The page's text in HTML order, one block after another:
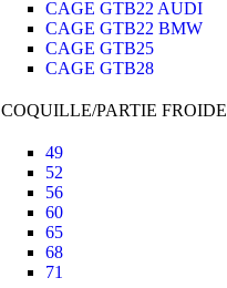
CAGE GTB22 AUDI
CAGE GTB22 BMW
CAGE GTB25
CAGE GTB28
COQUILLE/PARTIE FROIDE
49
52
56
60
65
68
71